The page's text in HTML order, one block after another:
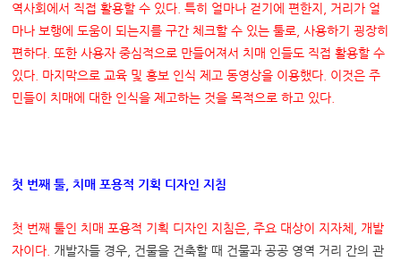
역사회에서 직접 활용할 수 있다 .특히 얼마나 걷기에 편한지
거리가 얼
마나 보행에 도움이 되는지를 구간 체크할 수 있는 툴로 ,사용하기 굉장히
편하다 또한 사용자 중심적으로 만들어져서 치매 인들도 직접 활용할 수
있다 마지막으로 교육 및 홍보 인식 제고 동영상을 이용했다 이것은 주
민들이 치매에 대한 인식을 제고하는 것을 목적으로 하고 있다
첫 번째 툴 ,치매 포용적 기획 디자인 지침
첫 번째 툴인 치매 포용적 기획 디자인 지침은 ,주요 대상이 지자체
개발
자이다 개발자들 경우, 건물을 건축할 때 건물과 공공 영역 거리 간의 관